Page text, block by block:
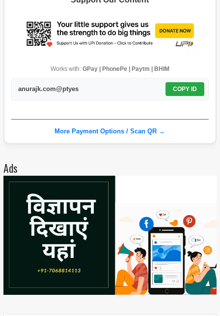
Works with: GPay | PhonePe | Paytm | BHIM
anurajk.com@ptyes COPY ID
More Payment Options / Scan QR →
Ads